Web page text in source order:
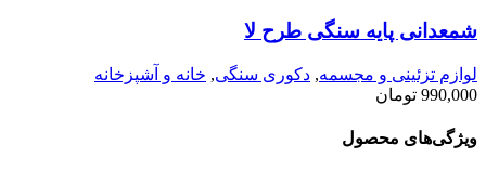
شمعدانی پایه سنگی طرح لا
لوازم تزئینی و مجسمه, دکوری سنگی, خانه و آشپزخانه
990,000 تومان
ویژگی‌های محصول